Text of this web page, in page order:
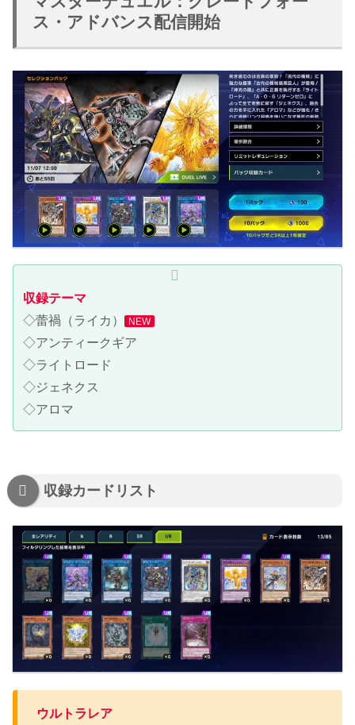
ス・アドバンス配信開始
収録テーマ
◇蕾禍（ライカ）
NEW
◇アンティークギア
◇ライトロード
◇ジェネクス
◇アロマ
収録カードリスト
ウルトラレア